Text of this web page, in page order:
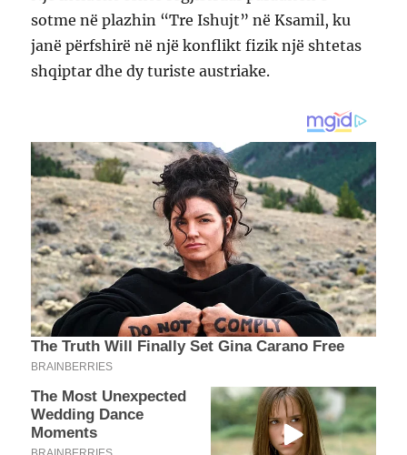
sotme në plazhin “Tre Ishujt” në Ksamil, ku
janë përfshirë në një konflikt fizik një shtetas
shqiptar dhe dy turiste austriake.